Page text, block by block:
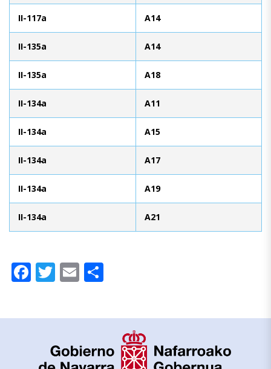
II-117a A14
II-135a A14
II-135a A18
II-134a A11
II-134a A15
II-134a A17
II-134a A19
II-134a A21
Facebook
Twitter
Email